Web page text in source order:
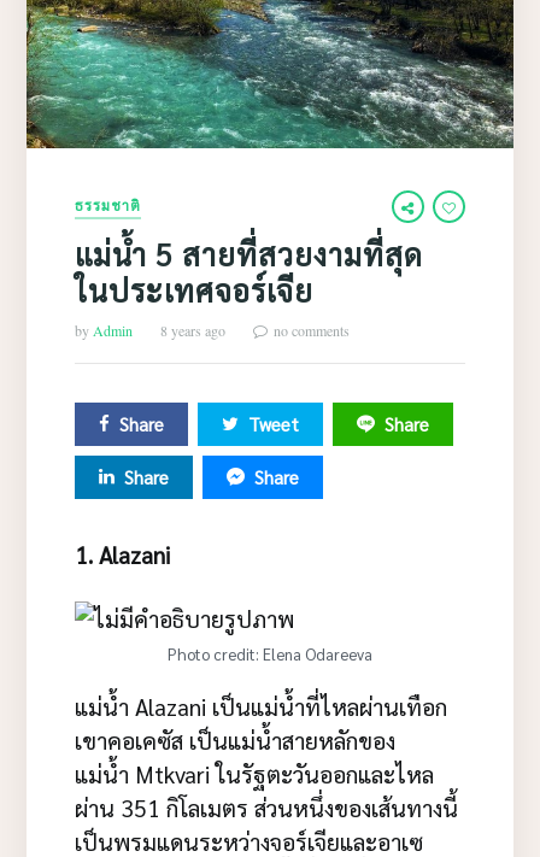
ธรรมชาติ
แม่น้ำ 5 สายที่สวยงามที่สุด
ในประเทศจอร์เจีย
by Admin 8 years ago no comments
Share Tweet Share
Share Share
1. Alazani
Photo credit: Elena Odareeva
แม่น้ำ Alazani เป็นแม่น้ำที่ไหลผ่านเทือก
เขาคอเคซัส เป็นแม่น้ำสายหลักของ
แม่น้ำ Mtkvari ในรัฐตะวันออกและไหล
ผ่าน 351 กิโลเมตร ส่วนหนึ่งของเส้นทางนี้
เป็นพรมแดนระหว่างจอร์เจียและอาเซ